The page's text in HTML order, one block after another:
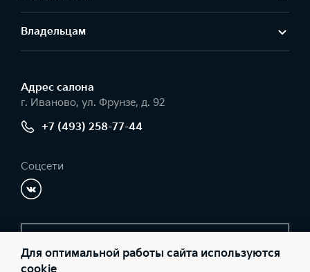
Владельцам
Адрес салонa
г. Иваново, ул. Фрунзе, д. 92
+7 (493) 258-77-44
Соцсети
Для оптимальной работы сайта используются
cookie